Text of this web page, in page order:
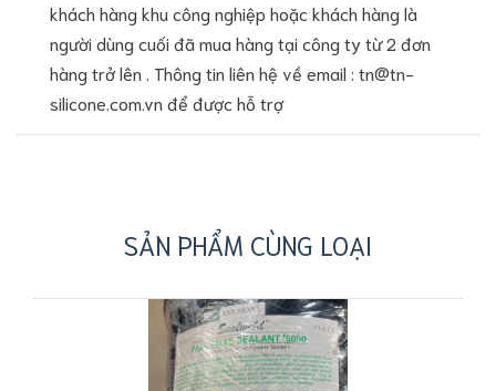
khách hàng khu công nghiệp hoặc khách hàng là
người dùng cuối đã mua hàng tại công ty từ 2 đơn
hàng trở lên . Thông tin liên hệ về email : tn@tn-
silicone.com.vn để được hỗ trợ
SẢN PHẨM CÙNG LOẠI